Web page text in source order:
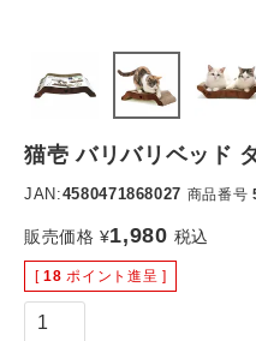
猫壱 バリバリベッド
JAN:4580471868027 商品番号
販売価格 ¥1,980 税込
[ 18 ポイント進呈 ]